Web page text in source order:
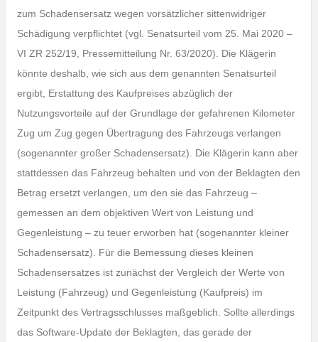
zum Schadensersatz wegen vorsätzlicher sittenwidriger
Schädigung verpflichtet (vgl. Senatsurteil vom 25. Mai 2020 –
VI ZR 252/19, Pressemitteilung Nr. 63/2020). Die Klägerin
könnte deshalb, wie sich aus dem genannten Senatsurteil
ergibt, Erstattung des Kaufpreises abzüglich der
Nutzungsvorteile auf der Grundlage der gefahrenen Kilometer
Zug um Zug gegen Übertragung des Fahrzeugs verlangen
(sogenannter großer Schadensersatz). Die Klägerin kann aber
stattdessen das Fahrzeug behalten und von der Beklagten den
Betrag ersetzt verlangen, um den sie das Fahrzeug –
gemessen an dem objektiven Wert von Leistung und
Gegenleistung – zu teuer erworben hat (sogenannter kleiner
Schadensersatz). Für die Bemessung dieses kleinen
Schadensersatzes ist zunächst der Vergleich der Werte von
Leistung (Fahrzeug) und Gegenleistung (Kaufpreis) im
Zeitpunkt des Vertragsschlusses maßgeblich. Sollte allerdings
das Software-Update der Beklagten, das gerade der